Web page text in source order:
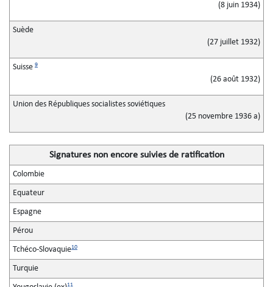
(8 juin 1934)
Suède
(27 juillet 1932)
Suisse 9
(26 août 1932)
Union des Républiques socialistes soviétiques
(25 novembre 1936 a)
Signatures non encore suivies de ratification
Colombie
Equateur
Espagne
Pérou
Tchéco-Slovaquie10
Turquie
11